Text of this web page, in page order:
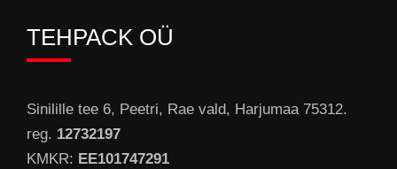
TEHPACK OÜ
Sinilille tee 6, Peetri, Rae vald, Harjumaa 75312.
reg. 12732197
KMKR: EE101747291